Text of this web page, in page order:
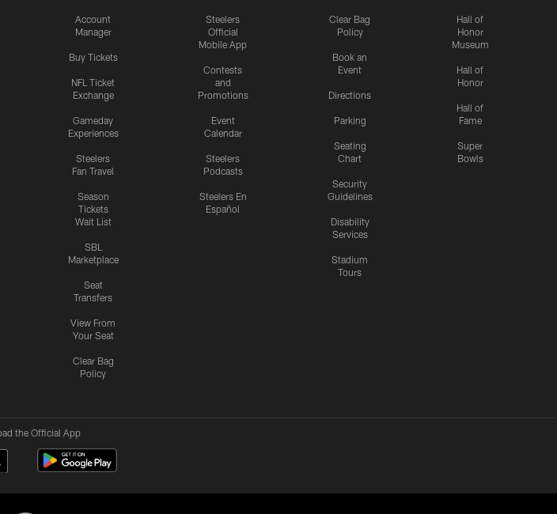
Account
Manager
Buy Tickets
NFL Ticket
Exchange
Gameday
Experiences
Steelers
Fan Travel
Season
Tickets
Wait List
SBL
Marketplace
Seat
Transfers
View From
Your Seat
Clear Bag
Policy
Steelers
Official
Mobile App
Contests
and
Promotions
Event
Calendar
Steelers
Podcasts
Steelers En
Español
Clear Bag
Policy
Book an
Event
Directions
Parking
Seating
Chart
Security
Guidelines
Disability
Services
Stadium
Tours
Hall of
Honor
Museum
Hall of
Honor
Hall of
Fame
Super
Bowls
the Official App